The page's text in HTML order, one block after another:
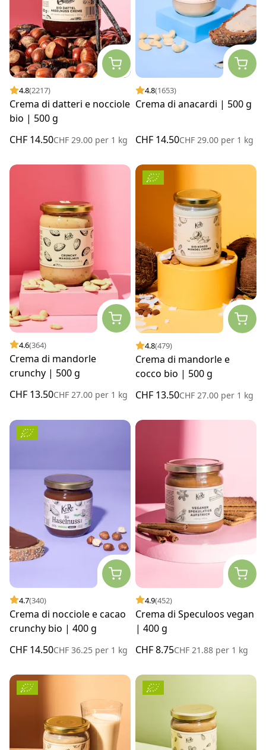
4.8(2217)
Crema di datteri e nocciole
bio | 500 g
CHF 14.50CHF 29.00 per 1 kg
4.8(1653)
Crema di anacardi | 500 g
CHF 14.50CHF 29.00 per 1 kg
4.6(364)
Crema di mandorle
crunchy | 500 g
CHF 13.50CHF 27.00 per 1 kg
4.8(479)
Crema di mandorle e
cocco bio | 500 g
CHF 13.50CHF 27.00 per 1 kg
4.7(340)
Crema di nocciole e cacao
crunchy bio | 400 g
CHF 14.50CHF 36.25 per 1 kg
4.9(452)
Crema di Speculoos vegan
| 400 g
CHF 8.75CHF 21.88 per 1 kg